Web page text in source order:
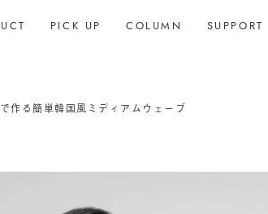
PICK UP COLUMN SUPPORT
作る簡単韓国風ミディアムウェーブ